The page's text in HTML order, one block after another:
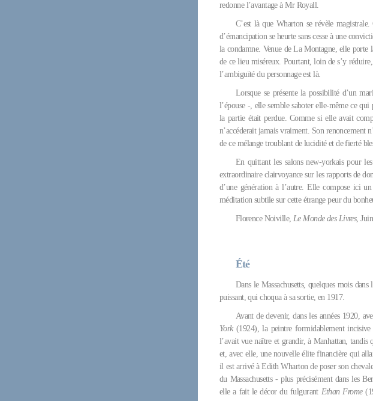
redonne l’avantage à Mr Royall.
C’est là que Wharton se révèle
d’émancipation se heurte sans cesse à une
la condamne. Venue de La Montagne, elle
de ce lieu miséreux. Pourtant, loin de s’y
l’ambiguïté du personnage est là.
Lorsque se présente la possibilité d’un
l’épouse -, elle semble saboter elle-même ce
la partie était perdue. Comme si elle avait
n’accéderait jamais vraiment. Son renoncement
de ce mélange troublant de lucidité et de fierté
En quittant les salons new-yorkais pour
extraordinaire clairvoyance sur les rapports de
d’une génération à l’autre. Elle compose ici
méditation subtile sur cette étrange peur du
Florence Noiville,Le Monde des Livres,
Été
Dans le Massachusetts, quelques mois
puissant, qui choqua à sa sortie, en 1917.
Avant de devenir, dans les années 1920,
York(1924), la peintre formidablement
l’avait vue naître et grandir, à Manhattan, tandis
et, avec elle, une nouvelle élite financière qui
il est arrivé à Edith Wharton de poser son
du Massachusetts - plus précisément dans les
elle a fait le décor du fulgurant Ethan Frome